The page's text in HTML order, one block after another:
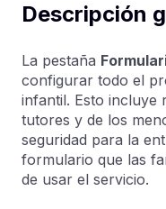
Descripción
La pestaña
configurar todo el
infantil. Esto incluye
tutores y de los
seguridad para la
formulario que las
de usar el servicio.